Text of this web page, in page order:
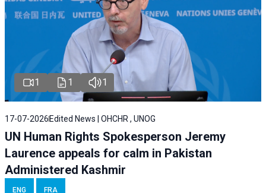
1 1 1
17-07-2026 Edited News | OHCHR , UNOG
UN Human Rights Spokesperson Jeremy
Laurence appeals for calm in Pakistan
Administered Kashmir
ENG FRA